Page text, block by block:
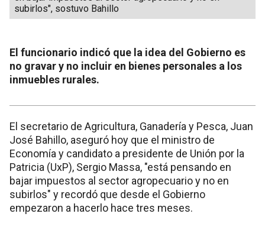
subirlos", sostuvo Bahillo
El funcionario indicó que la idea del Gobierno es
no gravar y no incluir en bienes personales a los
inmuebles rurales.
El secretario de Agricultura, Ganadería y Pesca, Juan
José Bahillo, aseguró hoy que el ministro de
Economía y candidato a presidente de Unión por la
Patricia (UxP), Sergio Massa, "está pensando en
bajar impuestos al sector agropecuario y no en
subirlos" y recordó que desde el Gobierno
empezaron a hacerlo hace tres meses.